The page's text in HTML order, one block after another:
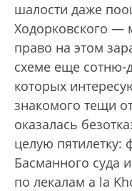
шалости даже
Ходорковского —
право на этом
схеме еще сотню-
которых
знакомого тещи
оказалась
целую пятилетку:
Басманного суда
по лекалам a la